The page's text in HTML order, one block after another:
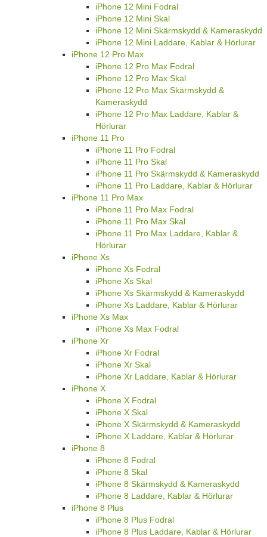
iPhone 12 Mini Fodral
iPhone 12 Mini Skal
iPhone 12 Mini Skärmskydd & Kameraskydd
iPhone 12 Mini Laddare, Kablar & Hörlurar
iPhone 12 Pro Max
iPhone 12 Pro Max Fodral
iPhone 12 Pro Max Skal
iPhone 12 Pro Max Skärmskydd &
Kameraskydd
iPhone 12 Pro Max Laddare, Kablar &
Hörlurar
iPhone 11 Pro
iPhone 11 Pro Fodral
iPhone 11 Pro Skal
iPhone 11 Pro Skärmskydd & Kameraskydd
iPhone 11 Pro Laddare, Kablar & Hörlurar
iPhone 11 Pro Max
iPhone 11 Pro Max Fodral
iPhone 11 Pro Max Skal
iPhone 11 Pro Max Laddare, Kablar &
Hörlurar
iPhone Xs
iPhone Xs Fodral
iPhone Xs Skal
iPhone Xs Skärmskydd & Kameraskydd
iPhone Xs Laddare, Kablar & Hörlurar
iPhone Xs Max
iPhone Xs Max Fodral
iPhone Xr
iPhone Xr Fodral
iPhone Xr Skal
iPhone Xr Laddare, Kablar & Hörlurar
iPhone X
iPhone X Fodral
iPhone X Skal
iPhone X Skärmskydd & Kameraskydd
iPhone X Laddare, Kablar & Hörlurar
iPhone 8
iPhone 8 Fodral
iPhone 8 Skal
iPhone 8 Skärmskydd & Kameraskydd
iPhone 8 Laddare, Kablar & Hörlurar
iPhone 8 Plus
iPhone 8 Plus Fodral
iPhone 8 Plus Laddare, Kablar & Hörlurar